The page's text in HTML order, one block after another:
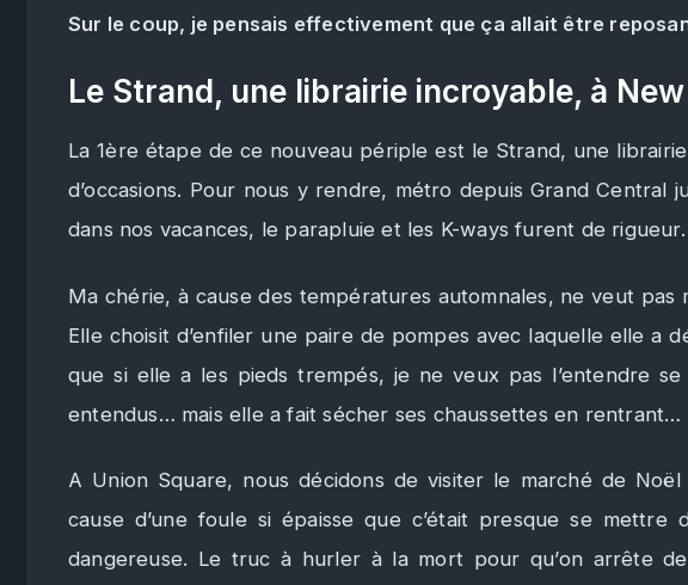
Sur le coup, je pensais effectivement que ça allait être
Le Strand, une librairie incroyable, à
La 1ère étape de ce nouveau périple est le Strand, une
d’occasions. Pour nous y rendre, métro depuis Grand Central
dans nos vacances, le parapluie et les K-ways furent de rigueur.
Ma chérie, à cause des températures automnales, ne veut pas
Elle choisit d’enfiler une paire de pompes avec laquelle elle a
que si elle a les pieds trempés, je ne veux pas l’entendre
entendus… mais elle a fait sécher ses chaussettes en rentrant…
A Union Square, nous décidons de visiter le marché de
cause d’une foule si épaisse que c’était presque se mettre
dangereuse. Le truc à hurler à la mort pour qu’on arrête